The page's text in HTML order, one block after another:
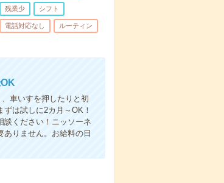
残業少 シフト
電話対応なし ルーティン
車いすを押したりと初
は試しに2カ月～OK！
談ください！ニッソーネ
りません。お給料の日